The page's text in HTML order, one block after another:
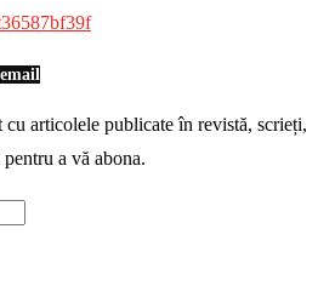
articolele publicate în revistă, scrieți,
a vă abona.